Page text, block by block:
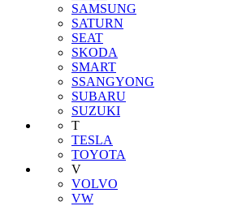
SAMSUNG
SATURN
SEAT
SKODA
SMART
SSANGYONG
SUBARU
SUZUKI
T
TESLA
TOYOTA
V
VOLVO
VW